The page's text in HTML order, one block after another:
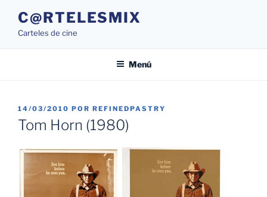
contenido
C@RTELESMIX
Carteles de cine
Menú
PUBLICADO
EL
14/03/2010 POR REFINEDPASTRY
Tom Horn (1980)